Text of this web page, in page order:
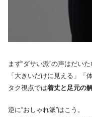
まず“ダサい派”の声はだいた
「大きいだけに見える」「
タク視点では着丈と足元の
逆に“おしゃれ派”はこう。